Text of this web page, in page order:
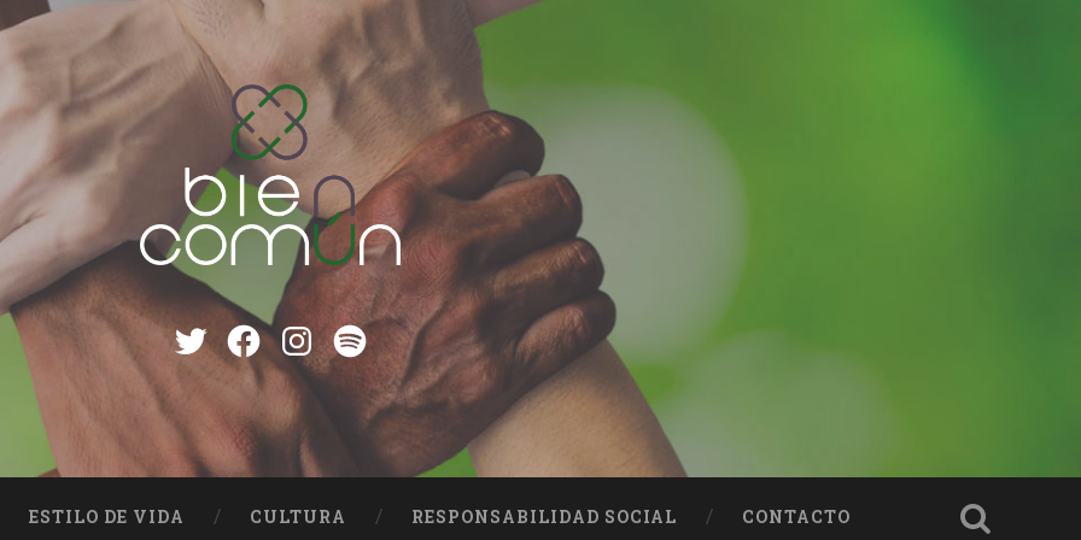
TwitterFacebook
instagram
Spotify
ESTILO DE VIDA CULTURA RESPONSABILIDAD SOCIAL CONTACTO